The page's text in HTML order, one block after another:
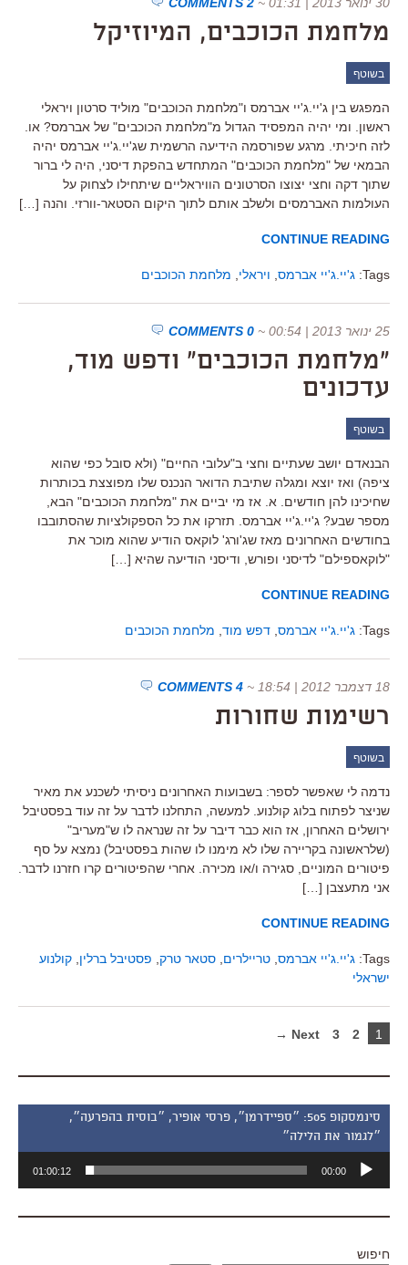
מלחמת הכוכבים, המיוזיקל
בשוטף
המפגש בין ג'יי.ג'יי אברמס ו"מלחמת הכוכבים" מוליד סרטון ויראלי
ראשון. ומי יהיה המפסיד הגדול מ"מלחמת הכוכבים" של אברמס? או.
לזה חיכיתי. מרגע שפורסמה הידיעה הרשמית שג'יי.ג'יי אברמס יהיה
הבמאי של "מלחמת הכוכבים" המתחדש בהפקת דיסני, היה לי ברור
שתוך דקה וחצי יצוצו הסרטונים הוויראליים שיתחילו לצחוק על
העולמות האברמסים ולשלב אותם לתוך היקום הסטאר-וורזי. והנה […]
CONTINUE READING
Tags: ג'יי.ג'יי אברמס ויראלי מלחמת הכוכבים
25 ינואר 2013 | 00:54 ~
0 COMMENTS
"מלחמת הכוכבים" ודפש מוד,
עדכונים
בשוטף
הבנאדם יושב שעתיים וחצי ב"עלובי החיים" (ולא סובל כפי שהוא
ציפה) ואז יוצא ומגלה שתיבת הדואר הנכנס שלו מפוצצת בכותרות
שחיכינו להן חודשים. א. אז מי יביים את "מלחמת הכוכבים" הבא,
מספר שבע? ג'יי.ג'יי אברמס. תזרקו את כל הספקולציות שהסתובבו
בחודשים האחרונים מאז שג'ורג' לוקאס הודיע שהוא מוכר את
"לוקאספילם" לדיסני ופורש, ודיסני הודיעה שהיא […]
CONTINUE READING
Tags: ג'יי.ג'יי אברמס דפש מוד מלחמת הכוכבים
18 דצמבר 2012 | 18:54 ~
4 COMMENTS
רשימות שחורות
בשוטף
נדמה לי שאפשר לספר: בשבועות האחרונים ניסיתי לשכנע את מאיר
שניצר לפתוח בלוג קולנוע. למעשה, התחלנו לדבר על זה עוד בפסטיבל
ירושלים האחרון, אז הוא כבר דיבר על זה שנראה לו ש"מעריב"
(שלראשונה בקריירה שלו לא מימנו לו שהות בפסטיבל) נמצא על סף
פיטורים המוניים, סגירה ו/או מכירה. אחרי שהפיטורים קרו חזרנו לדבר.
אני מתעצבן […]
CONTINUE READING
Tags: ג'יי.ג'יי אברמס טריילרים סטאר טרק פסטיבל ברלין קולנוע
ישראלי
1
2
3
Next →
סינמסקופ 505: ״ספיידרמן״, פרסי אופיר, ״בוסית בהפרעה״,
״לגמור את הלילה״
אודיו
00:00
01:00:12
חיפוש